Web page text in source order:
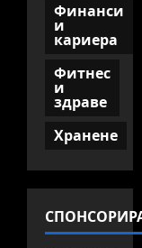
Финанси
и
кариера
Фитнес
и
здраве
Хранене